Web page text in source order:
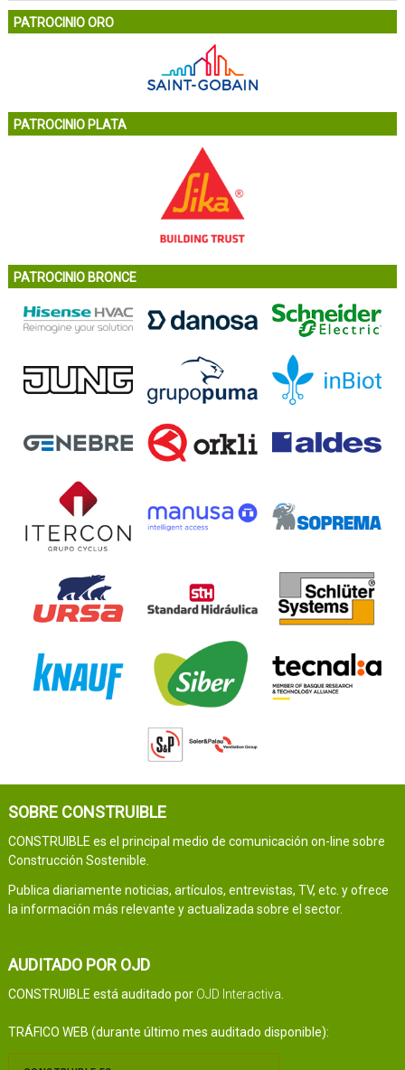
PATROCINIO ORO
PATROCINIO PLATA
PATROCINIO BRONCE
SOBRE CONSTRUIBLE
CONSTRUIBLE es el principal medio de comunicación on-line sobre
Construcción Sostenible.
Publica diariamente noticias, artículos, entrevistas, TV, etc. y ofrece
la información más relevante y actualizada sobre el sector.
AUDITADO POR OJD
CONSTRUIBLE está auditado por OJD Interactiva
TRÁFICO WEB (durante último mes auditado disponible):